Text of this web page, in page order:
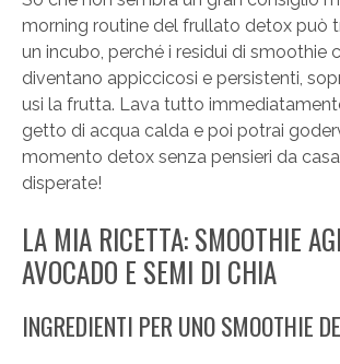
morning routine del frullato detox può
un incubo, perché i residui di smoothie
diventano appiccicosi e persistenti,
usi la frutta. Lava tutto
getto di acqua calda e poi potrai
momento detox senza pensieri da
disperate!
LA MIA RICETTA: SMOOTHIE
AVOCADO E SEMI DI CHIA
INGREDIENTI PER UNO SMOOTHIE